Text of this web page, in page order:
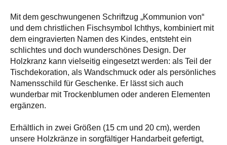
Mit dem geschwungenen Schriftzug „Kommunion von“
und dem christlichen Fischsymbol Ichthys, kombiniert mit
dem eingravierten Namen des Kindes, entsteht ein
schlichtes und doch wunderschönes Design. Der
Holzkranz kann vielseitig eingesetzt werden: als Teil der
Tischdekoration, als Wandschmuck oder als persönliches
Namensschild für Geschenke. Er lässt sich auch
wunderbar mit Trockenblumen oder anderen Elementen
ergänzen.
Erhältlich in zwei Größen (15 cm und 20 cm), werden
unsere Holzkränze in sorgfältiger Handarbeit gefertigt,